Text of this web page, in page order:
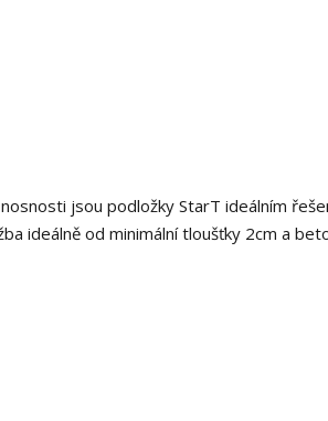
jsou podložky StarT ideálním
ideálně od minimální tloušťky 2cm a